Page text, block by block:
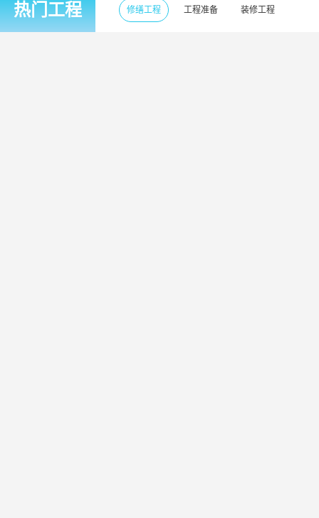
租赁服务（不带操作员）
热门工程 修缮工程 工程准备 装修工程